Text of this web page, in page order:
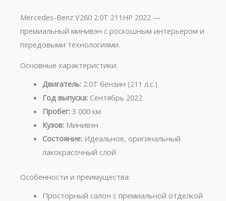
Mercedes-Benz V260 2.0T 211HP 2022 —
премиальный минивэн с роскошным интерьером и
передовыми технологиями.
Основные характеристики:
Двигатель:2.0T бензин (211 л.с.)
Год выпуска:Сентябрь 2022
Пробег:3 000 км
Кузов:Минивэн
Состояние:Идеальное, оригинальный
лакокрасочный слой
Особенности и преимущества:
Просторный салон с премиальной отделкой